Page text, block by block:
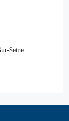
Seine